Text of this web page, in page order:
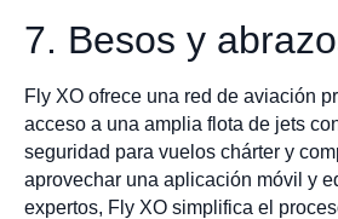
7. Besos y
Fly XO ofrece una red de aviación
acceso a una amplia flota de jets
seguridad para vuelos chárter y
aprovechar una aplicación móvil y
expertos, Fly XO simplifica el